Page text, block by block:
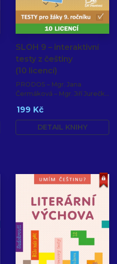
SLOH 9 – interaktivní
testy z češtiny
(10 licencí)
PRODOS – Mgr. Jana
Čermáková – Mgr. Jiří Jurečka
199 Kč
DETAIL KNIHY